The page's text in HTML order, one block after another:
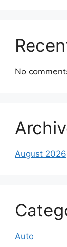
No
August 2026
Auto